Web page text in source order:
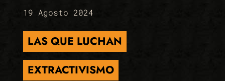
19 Agosto 2024
LAS QUE LUCHAN
EXTRACTIVISMO